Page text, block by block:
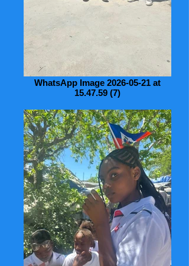
WhatsApp Image 2026-05-21 at
15.47.59 (7)